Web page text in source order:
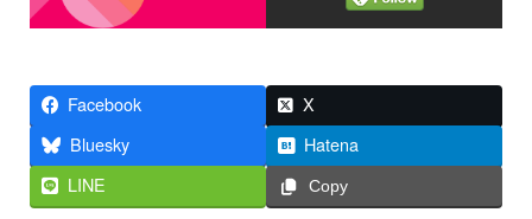
Facebook
X
Bluesky
Hatena
LINE
Copy